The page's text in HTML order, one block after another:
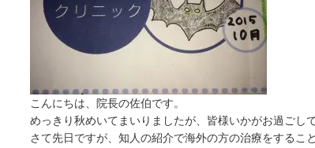
こんにちは、院長の佐伯です。
めっきり秋めいてまいりましたが、皆様いかがお過ごし
さて先日ですが、知人の紹介で海外の方の治療をするこ